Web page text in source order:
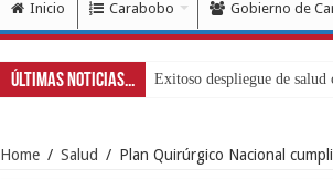
Inicio Carabobo Gobierno de
Últimas Noticias...
Home / Salud / Plan Quirúrgico Nacional